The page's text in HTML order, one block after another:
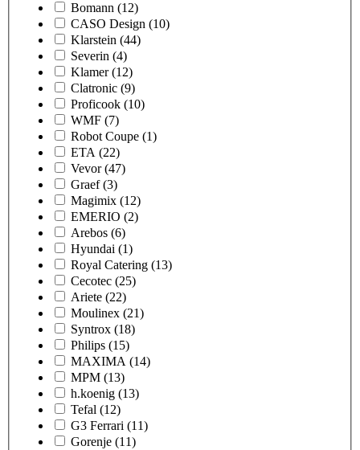
Bomann (12)
CASO Design (10)
Klarstein (44)
Severin (4)
Klamer (12)
Clatronic (9)
Proficook (10)
WMF (7)
Robot Coupe (1)
ETA (22)
Vevor (47)
Graef (3)
Magimix (12)
EMERIO (2)
Arebos (6)
Hyundai (1)
Royal Catering (13)
Cecotec (25)
Ariete (22)
Moulinex (21)
Syntrox (18)
Philips (15)
MAXIMA (14)
MPM (13)
h.koenig (13)
Tefal (12)
G3 Ferrari (11)
Gorenje (11)